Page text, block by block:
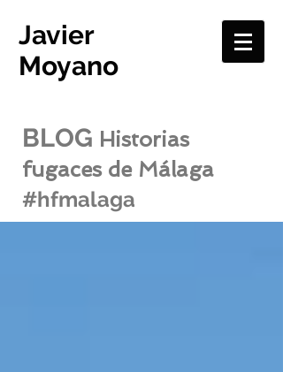
Javier
Moyano
BLOG Historias
fugaces de Málaga
#hfmalaga